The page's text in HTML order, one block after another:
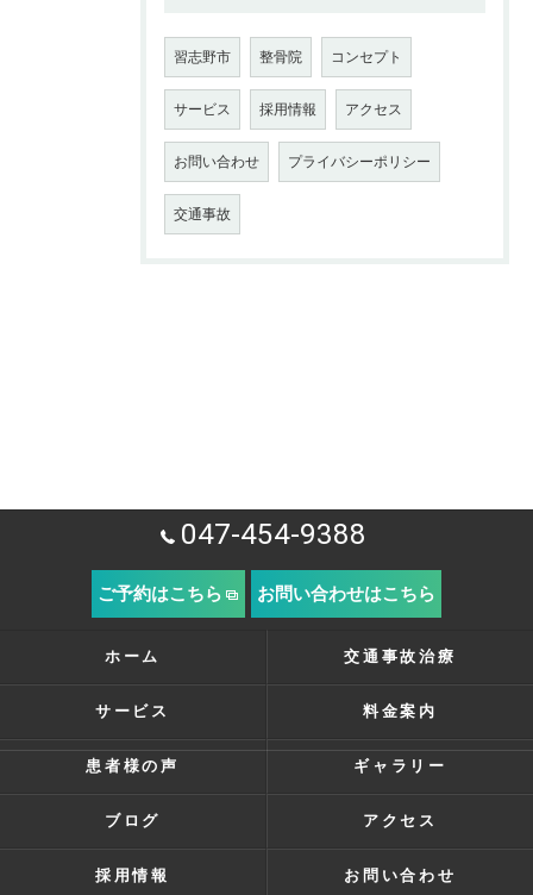
習志野市 整骨院 コンセプト
サービス 採用情報 アクセス
お問い合わせ プライバシーポリシー
交通事故
047-454-9388
ご予約はこちら お問い合わせはこちら
ホーム 交通事故治療
サービス 料金案内
患者様の声 ギャラリー
ブログ アクセス
採用情報 お問い合わせ